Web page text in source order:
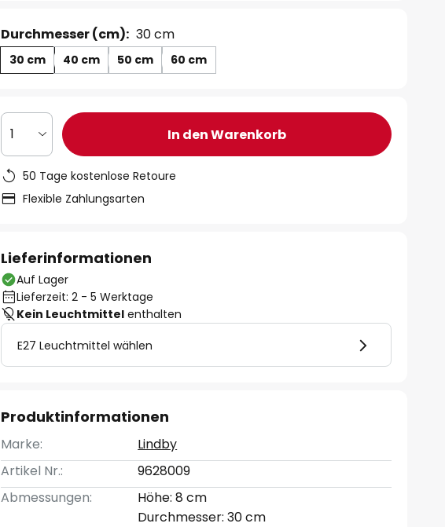
Durchmesser (cm): 30 cm
30 cm 40 cm 50 cm 60 cm
1 In den Warenkorb
50 Tage kostenlose Retoure
Flexible Zahlungsarten
Lieferinformationen
Auf Lager
Lieferzeit: 2 - 5 Werktage
Kein Leuchtmittel enthalten
E27 Leuchtmittel wählen
Produktinformationen
Marke:
Lindby
Artikel Nr.:
9628009
Abmessungen:
Höhe: 8 cm
Durchmesser: 30 cm